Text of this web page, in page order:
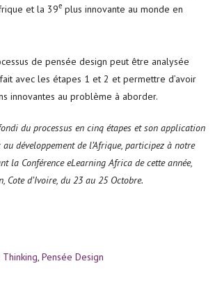
et la 39e plus innovante au monde en
de pensée design peut être analysée
avec les étapes 1 et 2 et permettre d’avoir
innovantes au problème à aborder.
du processus en cinq étapes et son application
développement de l’Afrique, participez à notre
la Conférence eLearning Africa de cette année,
d’Ivoire, du 23 au 25 Octobre.
Thinking,Pensée Design